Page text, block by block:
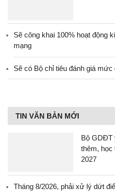
Sẽ công khai 100% hoạt động
mạng
Sẽ có Bộ chỉ tiêu đánh giá mức
TIN VĂN BẢN MỚI
Bộ GDĐT
thêm, học
2027
Tháng 8/2026, phải xử lý dứt